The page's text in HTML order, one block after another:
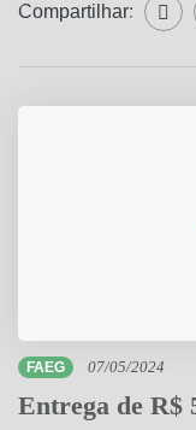
Compartilhar:
FAEG 07/05/2024
Entrega de R$